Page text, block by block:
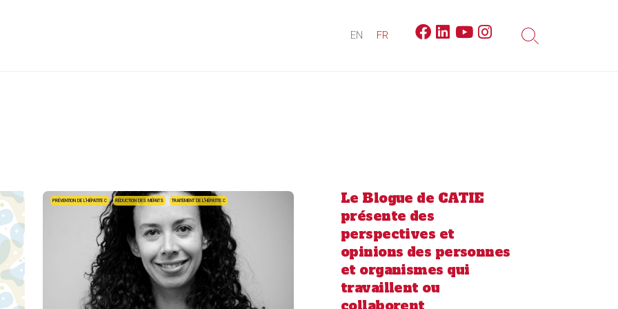
EN FR Facebook
LinkedinYoutubeInstagram
Search
PRÉVENTION DE L'HÉPATITE C RÉDUCTION DES MÉFAITS TRAITEMENT DE L'HÉPATITE C
Le Blogue de CATIE
présente des
perspectives et
opinions des personnes
et organismes qui
travaillent ou